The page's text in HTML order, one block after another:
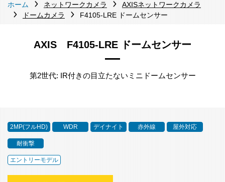
ホーム ネットワークカメラ
AXISネットワークカメラ
ドームカメラ
F4105-LRE ドームセンサー
AXIS F4105-LRE ドームセンサー
第2世代: IR付きの目立たないミニドームセンサー
2MP(フルHD) WDR デイナイト 赤外線 屋外対応
耐衝撃
エントリーモデル